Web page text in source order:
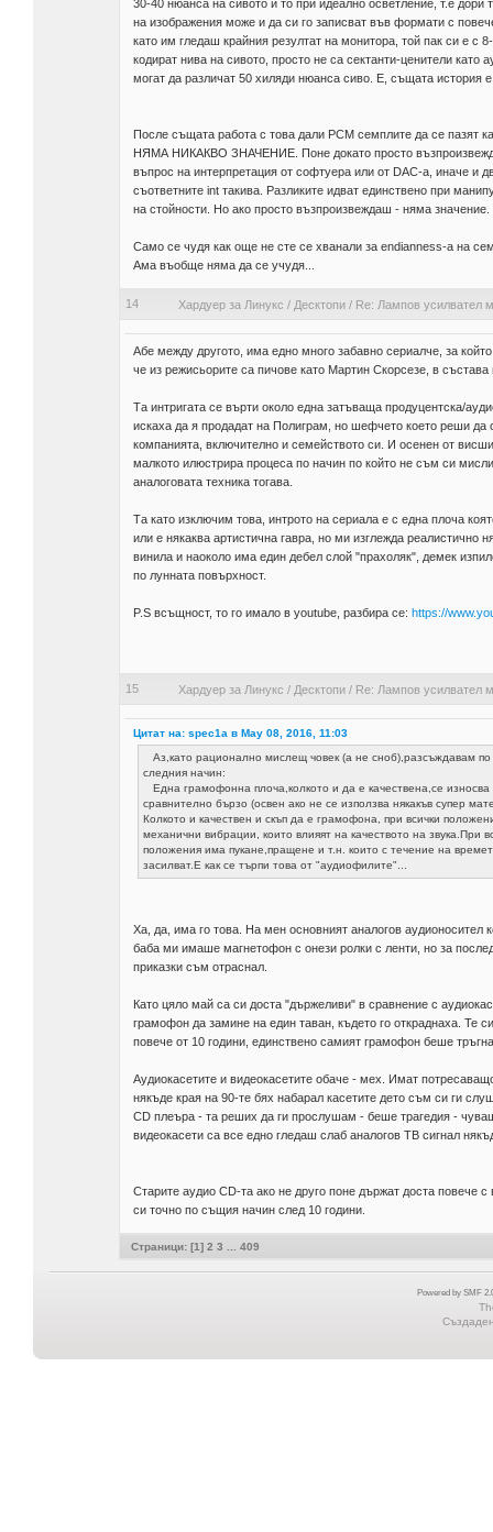
30-40 нюанса на сивото и то при идеално осветление, т.е
на изображения може и да си го записват във формати с
като им гледаш крайния резултат на монитора, той пак си е
кодират нива на сивото, просто не са сектанти-ценители
могат да различат 50 хиляди нюанса сиво. Е, същата история
После същата работа с това дали PCM семплите да се пазят
НЯМА НИКАКВО ЗНАЧЕНИЕ. Поне докато просто
въпрос на интерпретация от софтуера или от DAC-а, иначе и
съответните int такива. Разликите идват единствено при
на стойности. Но ако просто възпроизвеждаш - няма значение.
Само се чудя как още не сте се хванали за endianness-а на
Ама въобще няма да се учудя...
14 Хардуер за Линукс / Десктопи/ Re: Лампов усилвател
Абе между другото, има едно много забавно сериалче, за
че из режисьорите са пичове като Мартин Скорсезе, в
Та интригата се върти около една затъваща продуцентска/
искаха да я продадат на Полиграм, но шефчето което реши да
компанията, включително и семейството си. И осенен от
малкото илюстрира процеса по начин по който не съм си
аналоговата техника тогава.
Та като изключим това, интрото на сериала е с една плоча
или е някаква артистична гавра, но ми изглежда реалистично
винила и наоколо има един дебел слой "прахоляк", демек
по лунната повърхност.
P.S всъщност, то го имало в youtube, разбира се: https://
15 Хардуер за Линукс / Десктопи/ Re: Лампов усилвател
Цитат на: spec1a в May 08, 2016, 11:03
Аз,като рационално мислещ човек (а не сноб),разсъждавам по
следния начин:
Една грамофонна плоча,колкото и да е качествена,се износва
сравнително бързо (освен ако не се използва някакъв супер
Колкото и качествен и скъп да е грамофона, при всички
механични вибрации, които влияят на качеството на звука.При
положения има пукане,пращене и т.н. които с течение на
засилват.Е как се търпи това от "аудиофилите"...
Ха, да, има го това. На мен основният аналогов
баба ми имаше магнетофон с онези ролки с ленти, но за
приказки съм отраснал.
Като цяло май са си доста "държеливи" в сравнение с
грамофон да замине на един таван, където го откраднаха. Те
повече от 10 години, единствено самият грамофон беше
Аудиокасетите и видеокасетите обаче - мех. Имат
някъде края на 90-те бях набарал касетите дето съм си ги
CD плеъра - та реших да ги прослушам - беше трагедия -
видеокасети са все едно гледаш слаб аналогов ТВ сигнал
Старите аудио CD-та ако не друго поне държат доста повече
си точно по същия начин след 10 години.
Страници: [1] 2 3 409
Powered by SMF